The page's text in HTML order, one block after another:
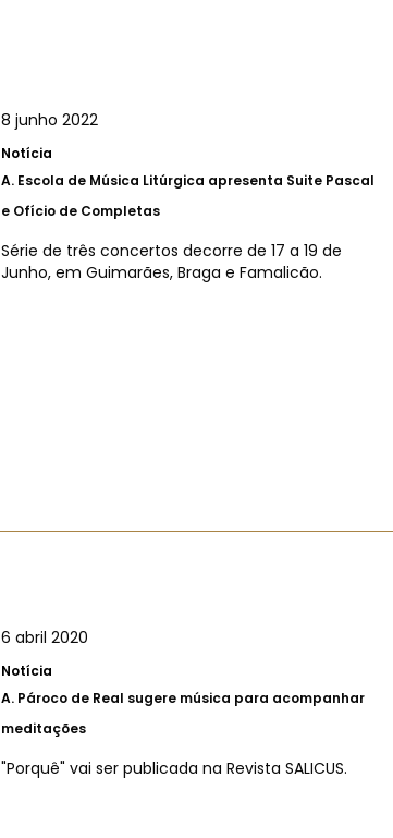
8 junho 2022
Notícia
A. Escola de Música Litúrgica apresenta Suite Pascal
e Ofício de Completas
Série de três concertos decorre de 17 a 19 de
Junho, em Guimarães, Braga e Famalicão.
6 abril 2020
Notícia
A. Pároco de Real sugere música para acompanhar
meditações
"Porquê" vai ser publicada na Revista SALICUS.